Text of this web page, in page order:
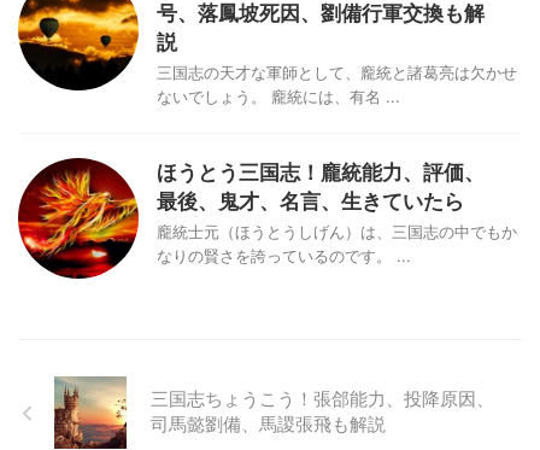
号、落鳳坡死因、劉備行軍交換も解
説
三国志の天才な軍師として、龐統と諸葛亮は欠かせ
ないでしょう。 龐統には、有名 ...
ほうとう三国志！龐統能力、評価、
最後、鬼才、名言、生きていたら
龐統士元（ほうとうしげん）は、三国志の中でもか
なりの賢さを誇っているのです。 ...
三国志ちょうこう！張郃能力、投降原因、
司馬懿劉備、馬謖張飛も解説